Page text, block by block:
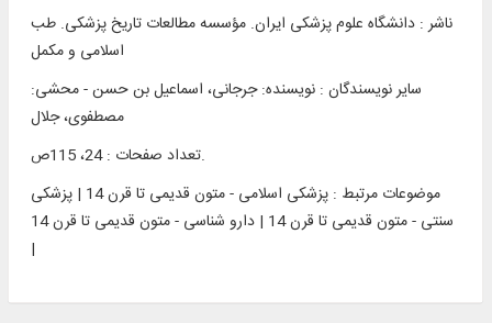
ناشر : دانشگاه علوم پزشكی ايران. مؤسسه مطالعات تاريخ پزشکی. طب
اسلامی و مکمل
سایر نویسندگان : نویسنده: جرجانی، اسماعیل بن حسن - محشی:
مصطفوی، جلال
تعداد صفحات : 24، 115ص.
موضوعات مرتبط :
پزشکی اسلامی - متون قدیمی تا قرن 14 | پزشکی
سنتی - متون قدیمی تا قرن 14 | دارو شناسی - متون قدیمی تا قرن 14
|